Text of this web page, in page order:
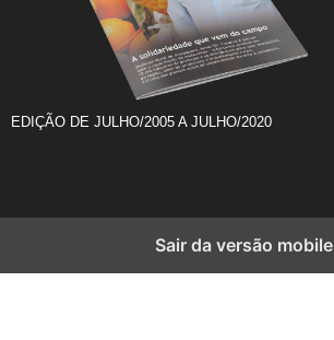
EDIÇÃO DE JULHO/2005 A JULHO/2020
Sair da versão mobile